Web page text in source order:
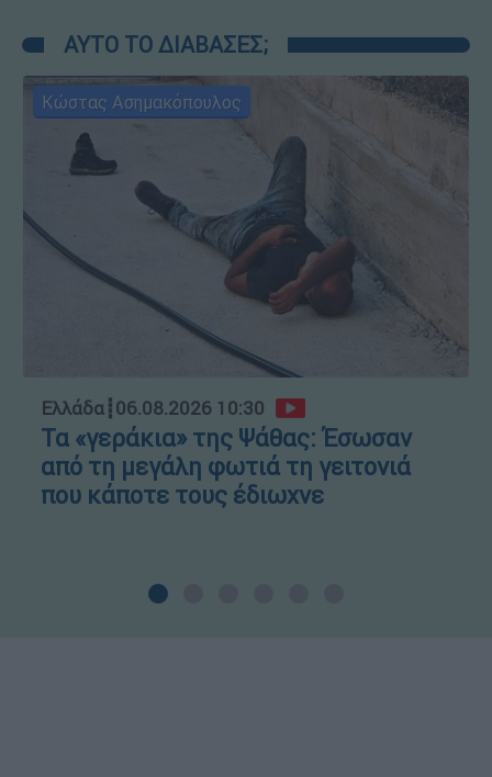
ΑΥΤΟ ΤΟ ΔΙΑΒΑΣΕΣ;
Κώστας Ασημακόπουλος
Ελλάδα┋06.08.2026 10:30
Τα «γεράκια» της Ψάθας: Έσωσαν
από τη μεγάλη φωτιά τη γειτονιά
που κάποτε τους έδιωχνε